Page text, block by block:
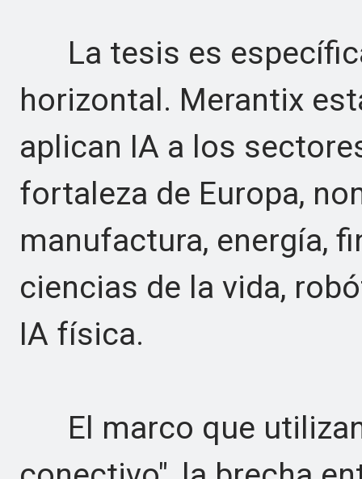
La tesis es
horizontal. Merantix
aplican IA a los
fortaleza de Europa,
manufactura, energía,
ciencias de la vida,
IA física.
El marco que